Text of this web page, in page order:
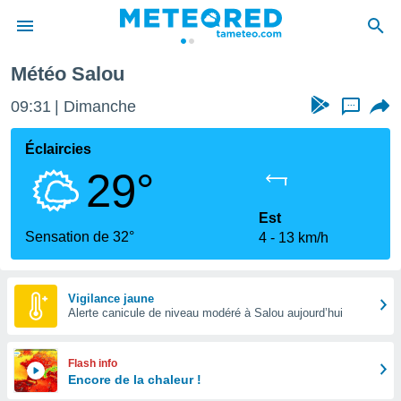
de
Météo Salou
09:31 Dimanche ...
Éclaircies
29°
Sensation de 32°
Est
4
13 km/h
Vigilance jaune
Alerte canicule de niveau modéré à Salou aujourd’hui
Flash info
Encore de la chaleur !